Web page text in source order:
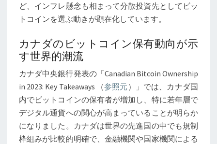
有
率
ら
え
る
ど、インフレ懸念も相まって分散投資先としてビッ
トコインを選ぶ動きが顕在化しています。
カナダのビットコイン保有動向が示
す世界的潮流
カナダ中央銀行発表の「Canadian Bitcoin Ownership
in 2023: Key Takeaways （参照元 ）」では、カナダ国
内でビットコインの保有者が増加し、特に若年層で
デジタル通貨への関心が高まっていることが明らか
になりました。カナダは世界の先進国の中でも規制
枠組みが比較的明確で、金融機関や国家機関による